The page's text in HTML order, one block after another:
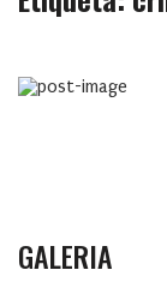
GALERIA